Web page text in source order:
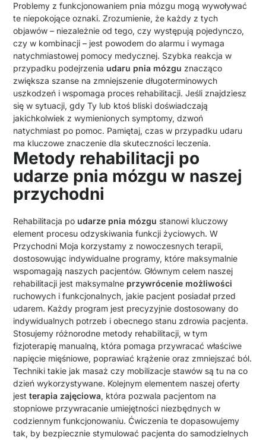
Problemy z funkcjonowaniem pnia mózgu mogą wywoływać
te niepokojące oznaki. Zrozumienie, że każdy z tych
objawów – niezależnie od tego, czy występują pojedynczo,
czy w kombinacji – jest powodem do alarmu i wymaga
natychmiastowej pomocy medycznej. Szybka reakcja w
przypadku podejrzenia udaru pnia mózgu znacząco
zwiększa szanse na zmniejszenie długoterminowych
uszkodzeń i wspomaga proces rehabilitacji. Jeśli znajdziesz
się w sytuacji, gdy Ty lub ktoś bliski doświadczają
jakichkolwiek z wymienionych symptomy, dzwoń
natychmiast po pomoc. Pamiętaj, czas w przypadku udaru
ma kluczowe znaczenie dla skuteczności leczenia.
Metody rehabilitacji po
udarze pnia mózgu w naszej
przychodni
Rehabilitacja po udarze pnia mózgu stanowi kluczowy
element procesu odzyskiwania funkcji życiowych. W
Przychodni Moja korzystamy z nowoczesnych terapii,
dostosowując indywidualne programy, które maksymalnie
wspomagają naszych pacjentów. Głównym celem naszej
rehabilitacji jest maksymalne przywrócenie możliwości
ruchowych i funkcjonalnych, jakie pacjent posiadał przed
udarem. Każdy program jest precyzyjnie dostosowany do
indywidualnych potrzeb i obecnego stanu zdrowia pacjenta.
Stosujemy różnorodne metody rehabilitacji, w tym
fizjoterapię manualną, która pomaga przywracać właściwe
napięcie mięśniowe, poprawiać krążenie oraz zmniejszać ból.
Techniki takie jak masaż czy mobilizacje stawów są tu na co
dzień wykorzystywane. Kolejnym elementem naszej oferty
jestterapia zajęciowa, która pozwala pacjentom na
stopniowe przywracanie umiejętności niezbędnych w
codziennym funkcjonowaniu. Ćwiczenia te dopasowujemy
tak, by bezpiecznie stymulować pacjenta do samodzielnych